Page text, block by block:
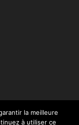
la meilleure
à utiliser ce